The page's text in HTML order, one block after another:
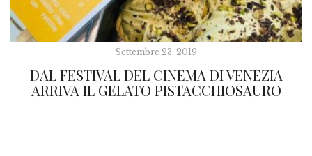
Settembre 23, 2019
DAL FESTIVAL DEL CINEMA DI VENEZIA
ARRIVA IL GELATO PISTACCHIOSAURO